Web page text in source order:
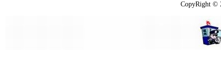
CopyRight ©